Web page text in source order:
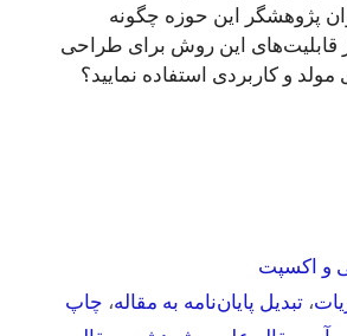
پژوهشگر این حوزه چگونه
قابلیت‌های این روش برای طراحی
و کاربردی استفاده نمایید؟
،تبدیل پایان‌نامه به مقاله، چاپ